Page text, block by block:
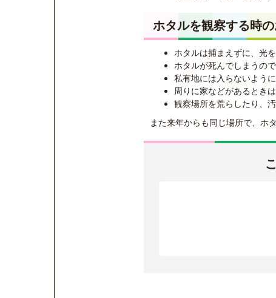
ホタルを観察する時
ホタルは捕まえずに、光
ホタルが死んでしまうの
私有地には入らないように
周りに家などがあるとき
観察場所を荒らしたり、
また来年からも同じ場所で、ホ